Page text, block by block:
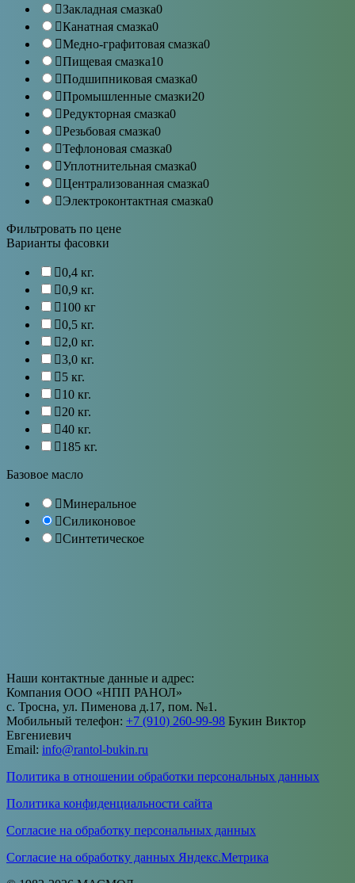
Закладная смазка0
Канатная смазка0
Медно-графитовая смазка0
Пищевая смазка10
Подшипниковая смазка0
Промышленные смазки20
Редукторная смазка0
Резьбовая смазка0
Тефлоновая смазка0
Уплотнительная смазка0
Централизованная смазка0
Электроконтактная смазка0
Фильтровать по цене
Варианты фасовки
0,4 кг.
0,9 кг.
100 кг
0,5 кг.
2,0 кг.
3,0 кг.
5 кг.
10 кг.
20 кг.
40 кг.
185 кг.
Базовое масло
Минеральное
Силиконовое
Синтетическое
Наши контактные данные и адрес:
Компания ООО «НПП РАНОЛ»
с. Тросна, ул. Пименова д.17, пом. №1.
Мобильный телефон: +7 (910) 260-99-98 Букин Виктор
Евгениевич
Email: info@rantol-bukin.ru
Политика в отношении обработки персональных данных
Политика конфиденциальности сайта
Согласие на обработку персональных данных
Согласие на обработку данных Яндекс.Метрика